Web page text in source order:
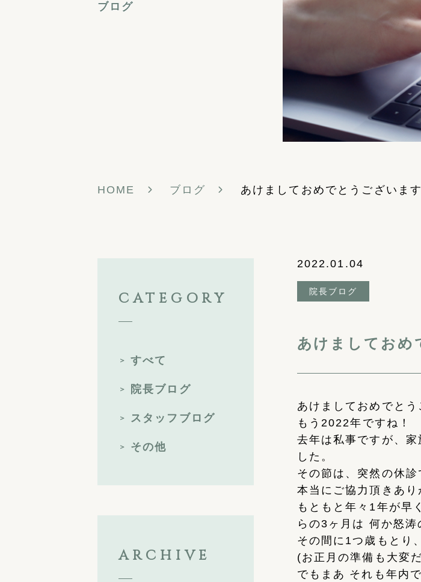
ブログ
HOME ブログ あけましておめでとうございます
2022.01.04
院長ブログ
あけましておめ
あけましておめでと
もう2022年ですね！
去年は私事ですが、
した。
その節は、突然の休
本当にご協力頂きあ
もともと年々1年が早
らの3ヶ月は 何か怒涛
その間に1つ歳もとり
(お正月の準備も大変
でもまあ それも年内
CATEGORY
すべて
院長ブログ
スタッフブログ
その他
ARCHIVE